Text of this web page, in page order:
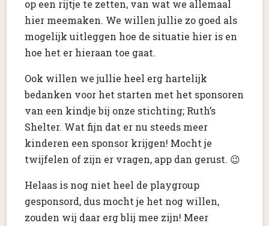
op een rijtje te zetten, van wat we allemaal
hier meemaken. We willen jullie zo goed als
mogelijk uitleggen hoe de situatie hier is en
hoe het er hieraan toe gaat.
Ook willen we jullie heel erg hartelijk
bedanken voor het starten met het sponsoren
van een kindje bij onze stichting; Ruth’s
Shelter. Wat fijn dat er nu steeds meer
kinderen een sponsor krijgen! Mocht je
twijfelen of zijn er vragen, app dan gerust. 😉
Helaas is nog niet heel de playgroup
gesponsord, dus mocht je het nog willen,
zouden wij daar erg blij mee zijn! Meer